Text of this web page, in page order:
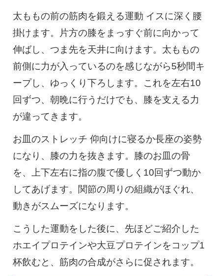
太ももの前の筋肉を鍛える運動 イスに深く腰
掛けます。片方の膝をまっすぐ前に向かって
伸ばし、つま先を天井に向けます。太ももの
前側に力が入っているのを感じながら5秒間キ
ープし、ゆっくり下ろします。これを左右10
回ずつ、朝晩に行うだけでも、膝を支える力
が違ってきます。
お皿のストレッチ 仰向けに寝るか長座の姿勢
になり、膝の力を抜きます。膝のお皿の骨
を、上下左右に指の腹で優しく10回ずつ動か
してあげます。関節の周りの組織がほぐれ、
動きがスムーズになります。
こうした運動をした後に、先ほどご紹介した
ホエイプロテインや大豆プロテインをコップ1
杯飲むと、筋肉の合成がさらに促されます。